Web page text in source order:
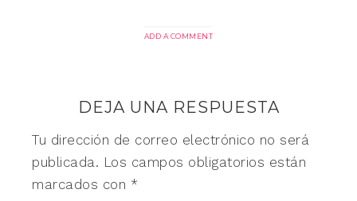
ADD A COMMENT
DEJA UNA RESPUESTA
Tu dirección de correo electrónico no será
publicada. Los campos obligatorios están
marcados con *